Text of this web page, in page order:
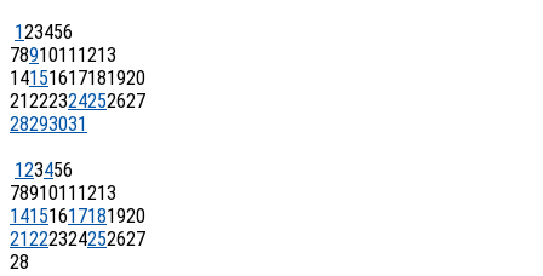
123456
7891011 1213
14151617181920
21222324252627
28293031
123456
7891011 1213
14151617181920
21222324252627
28